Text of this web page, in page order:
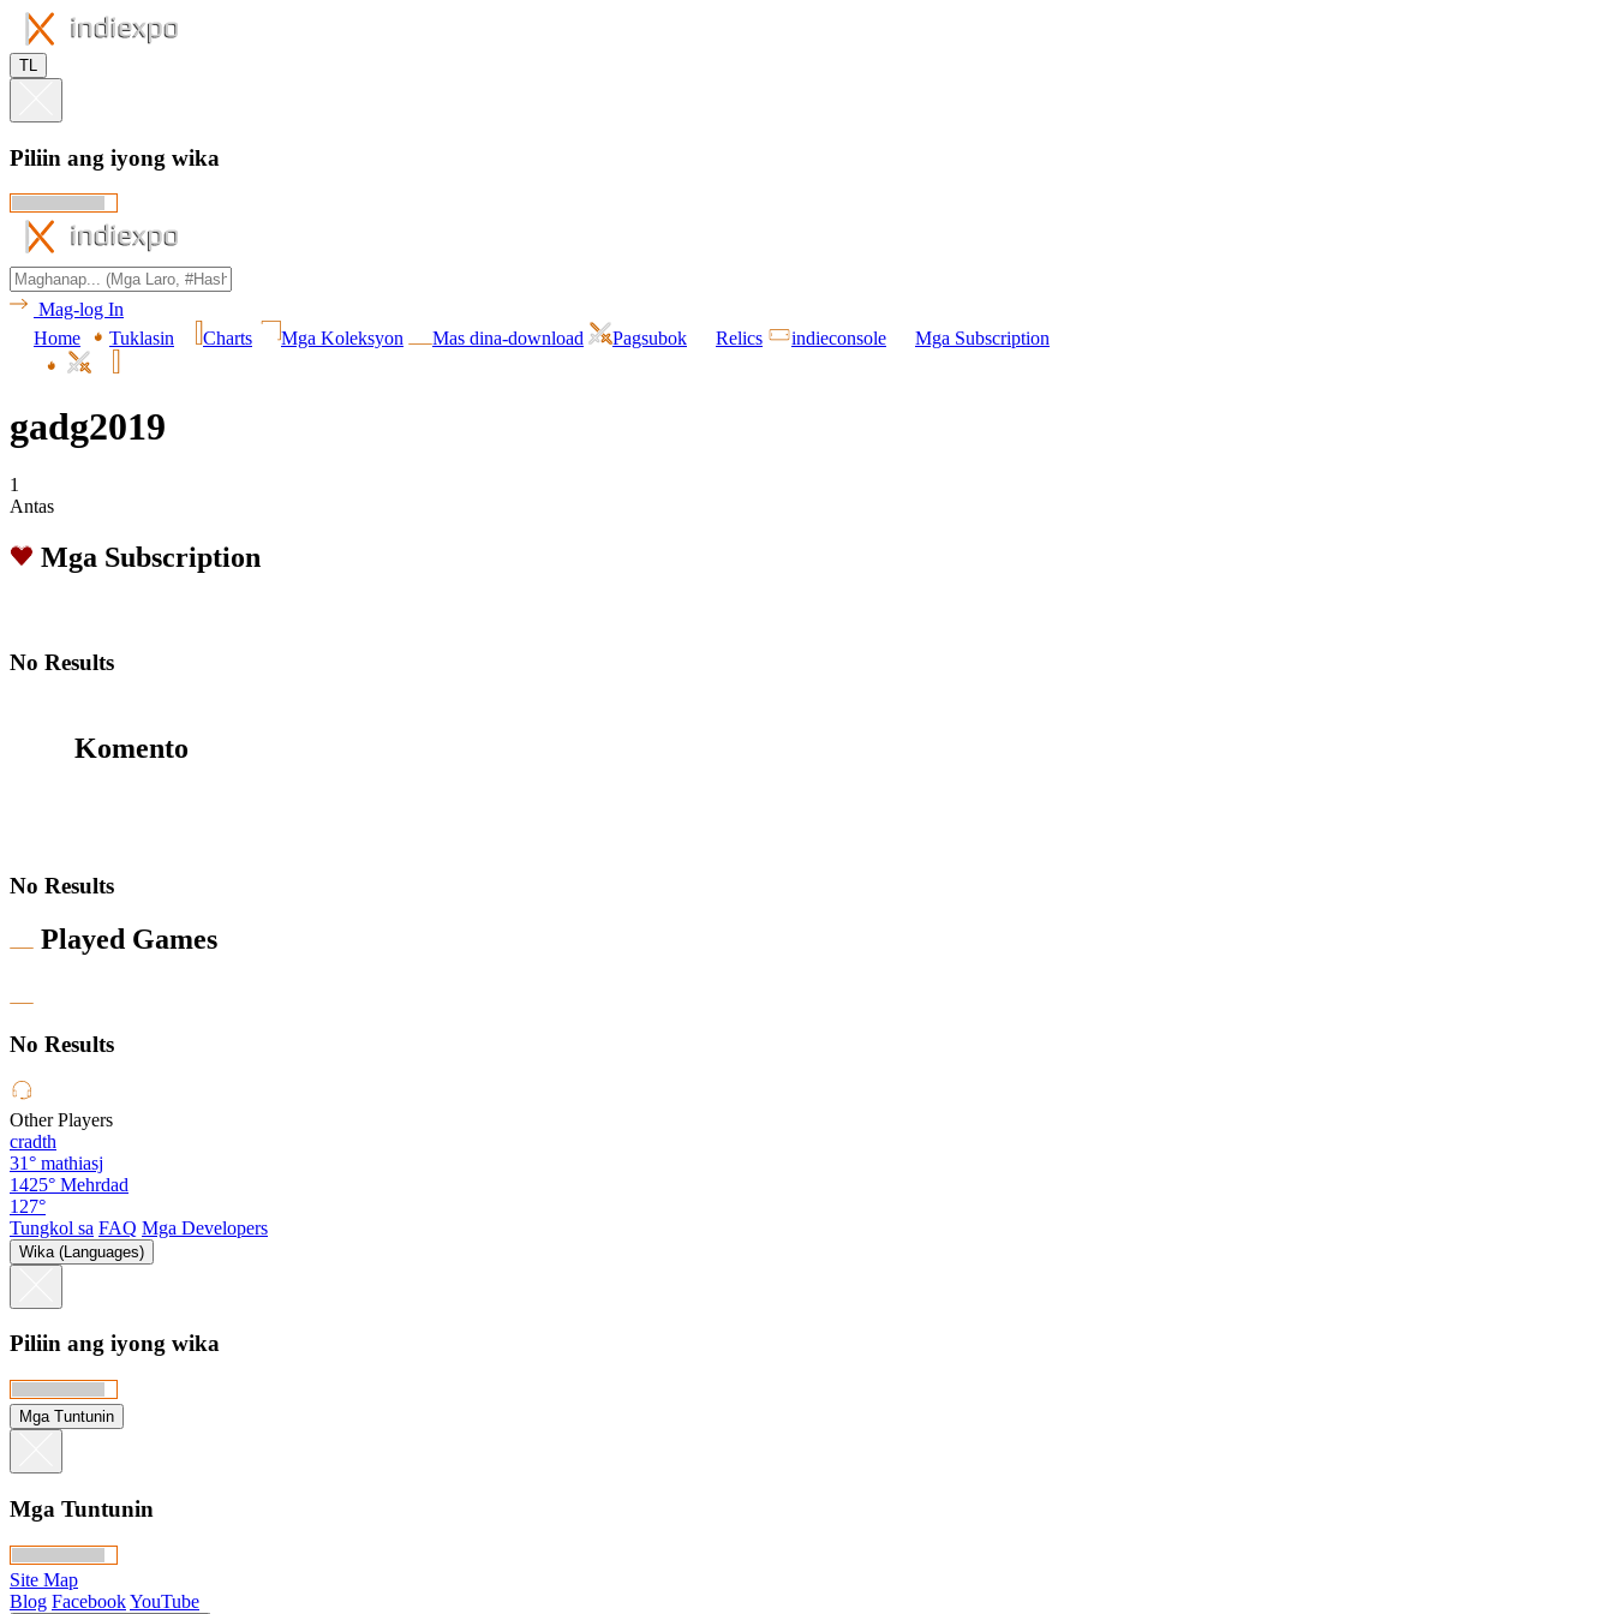
TL
Piliin ang iyong wika
Mag-log In
Home
Tuklasin Charts Mga Koleksyon Mas dina-download Pagsubok Relics indieconsole Mga Subscription
gadg2019
1
Antas
Mga Subscription
No Results
Komento
No Results
Played Games
No Results
Other Players
cradth
31° mathiasj
1425° Mehrdad
127°
Tungkol sa FAQ Mga Developers
Wika (Languages)
Piliin ang iyong wika
Mga Tuntunin
Mga Tuntunin
Site Map
Blog FacebookYouTube